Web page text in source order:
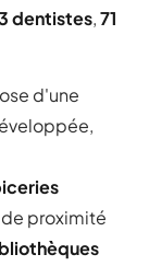
dentistes,71
d'une
de proximité